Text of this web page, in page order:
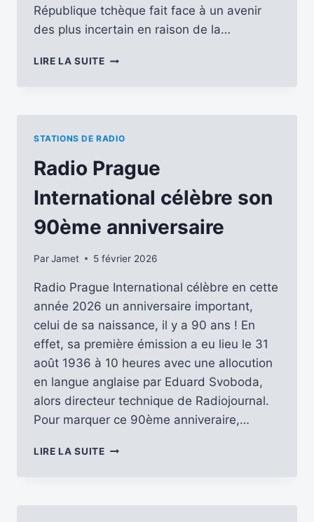
République tchèque fait face à un avenir
des plus incertain en raison de la…
LIRE LA SUITEL’AVENIR
STATIONS DE RADIO
Radio Prague
International célèbre son
90ème anniversaire
ParJamet 5 février 2026
Radio Prague International célèbre en cette
année 2026 un anniversaire important,
celui de sa naissance, il y a 90 ans ! En
effet, sa première émission a eu lieu le 31
août 1936 à 10 heures avec une allocution
en langue anglaise par Eduard Svoboda,
alors directeur technique de Radiojournal.
Pour marquer ce 90ème anniveraire,…
LIRE LA SUITERADIO